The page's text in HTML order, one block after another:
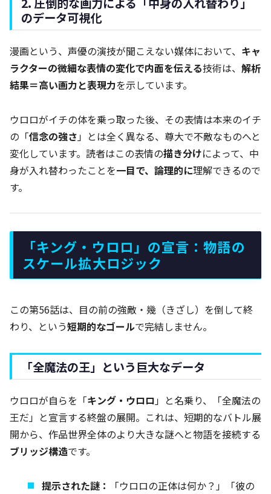
のデータ可視化
漫画という、声優の演技が聞こえない媒体において、 キャ
ラクターの微細な表情の変化で内面を伝える技術は、 解析
結果＝高い画力と表現力を示しています。
ウロロがイチの体を乗っ取った後、その表情は本来のイチ
の「信念の強さ 」とは全く異なる、尊大で不敵なものへと
変化しています。読者はこの表情の描き分けによって、中
身が入れ替わったことを一目で、論理的に理解できるので
す。
「キング・ウロロ」の宣言：物語の
スケール拡大ロジック
この第56話は、目の前の強敵・幾（きざし）を倒して終
わり、という短期的なゴールで完結しません。
「全魔法の王」という巨大なデータ
ウロロが自らを「キング・ウロロ」と名乗り、「全魔法の
王だ」と宣言する終盤の展開。これは、短期的なバトル展
開から、作品世界全体のより大きな謎へと物語を接続する
ブリッジ構造です。
提示された謎：
「ウロロの正体は何か？」「彼の